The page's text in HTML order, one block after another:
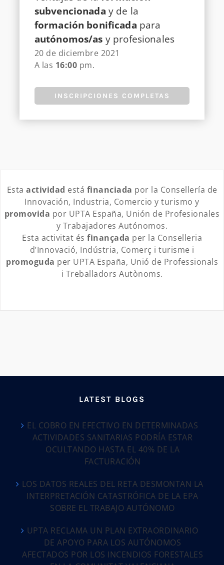
subvencionada y de la
formación bonificada para
autónomos/as y profesionales
20 de diciembre 2021
A las 16:00 pm.
INSCRIPCIONES COMPLETAS
Esta actividad está financiada por la Consellería de
Innovación, Industria, Comercio y turismo y
promovida por UPTA España, Unión de Profesionales
y Trabajadores Autónomos.
Esta activitat és finançada per la Conselleria
d’Innovació, Indústria, Comerç i turisme i
promoguda per UPTA España, Unió de Professionals
i Treballadors Autònoms.
LATEST BLOGS
EL COBRO EN EFECTIVO EN DETERMINADAS
ACTIVIDADES SANITARIAS PODRÍA ESTAR
OCULTANDO HASTA EL 40% DE LA
FACTURACIÓN
LOS DATOS REALES DEL RETA DESMONTAN LA
INTERPRETACIÓN CATASTRÓFICA DE LA EPA
SOBRE EL TRABAJO AUTÓNOMO
UPTA RECLAMA UN PLAN EXTRAORDINARIO
DE APOYO PARA LOS AUTÓNOMOS
AFECTADOS POR LOS INCENDIOS FORESTALES